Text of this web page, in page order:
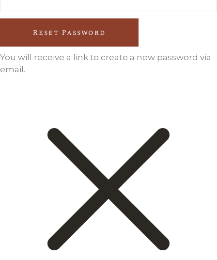
Reset Password
You will receive a link to create a new password via
email.